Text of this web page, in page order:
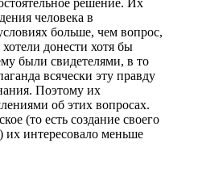
человека в
больше, чем вопрос,
донести хотя бы
были свидетелями, в то
всячески эту правду
Поэтому их
об этих вопросах.
(то есть создание своего
их интересовало меньше